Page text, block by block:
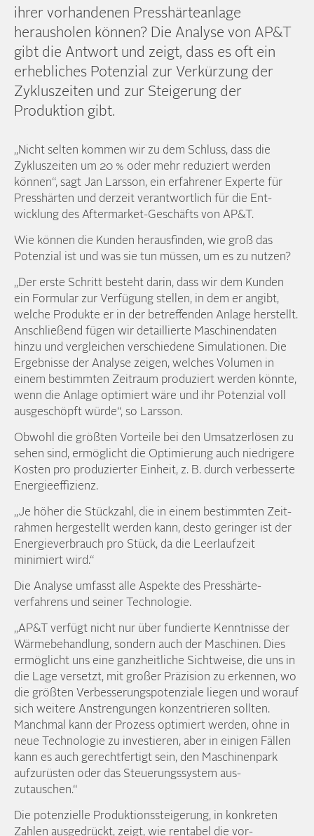
ihrer vorhandenen Presshärte­anlage
herausholen können? Die Analyse von AP&T
gibt die Antwort und zeigt, dass es oft ein
erhebliches Potenzial zur Ver­kürzung der
Zyklus­zeiten und zur Steigerung der
Produktion gibt.
„Nicht selten kommen wir zu dem Schluss, dass die
Zyklus­zeiten um 20 % oder mehr reduziert werden
können“, sagt Jan Larsson, ein erfahrener Experte für
Press­härten und der­zeit ver­ant­wortlich für die Ent­
wicklung des Aftermarket-Geschäfts von AP&T.
Wie können die Kunden her­aus­finden, wie groß das
Potenzial ist und was sie tun müssen, um es zu nutzen?
„Der erste Schritt besteht darin, dass wir dem Kunden
ein Formular zur Ver­fügung stellen, in dem er angibt,
welche Produkte er in der betreffenden Anlage her­stellt.
Anschließend fügen wir detaillierte Maschinen­daten
hinzu und ver­gleichen ver­schiedene Simulationen. Die
Ergeb­nisse der Analyse zeigen, welches Volumen in
einem bestimmten Zeitraum produziert werden könnte,
wenn die Anlage optimiert wäre und ihr Potenzial voll
aus­geschöpft würde“, so Larsson.
Obwohl die größten Vor­teile bei den Umsatz­erlösen zu
sehen sind, ermöglicht die Optimierung auch niedrigere
Kosten pro produzierter Einheit, z. B. durch ver­besserte
Energie­effizienz.
„Je höher die Stück­zahl, die in einem bestimmten Zeit­
rahmen her­gestellt werden kann, desto geringer ist der
Energie­verbrauch pro Stück, da die Leer­laufzeit
minimiert wird.“
Die Analyse umfasst alle Aspekte des Presshärte­
verfahrens und seiner Technologie.
„AP&T ver­fügt nicht nur über fundierte Kennt­nisse der
Wärme­behandlung, sondern auch der Maschinen. Dies
ermöglicht uns eine ganz­heitliche Sicht­weise, die uns in
die Lage ver­setzt, mit großer Präzision zu erkennen, wo
die größten Verbesserungs­potenziale liegen und worauf
sich weitere Anstrengungen konzentrieren sollten.
Manch­mal kann der Prozess optimiert werden, ohne in
neue Technologie zu investieren, aber in einigen Fällen
kann es auch gerecht­fertigt sein, den Maschinen­park
aufzurüsten oder das Steuerungs­system aus­
zutauschen.“
Die potenzielle Produktions­steigerung, in konkreten
Zahlen aus­gedrückt, zeigt, wie rentabel die vor­